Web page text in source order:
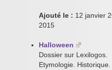
Ajouté le : 12 janvier
2015
Halloween
Dossier sur Lexilogos.
Etymologie.